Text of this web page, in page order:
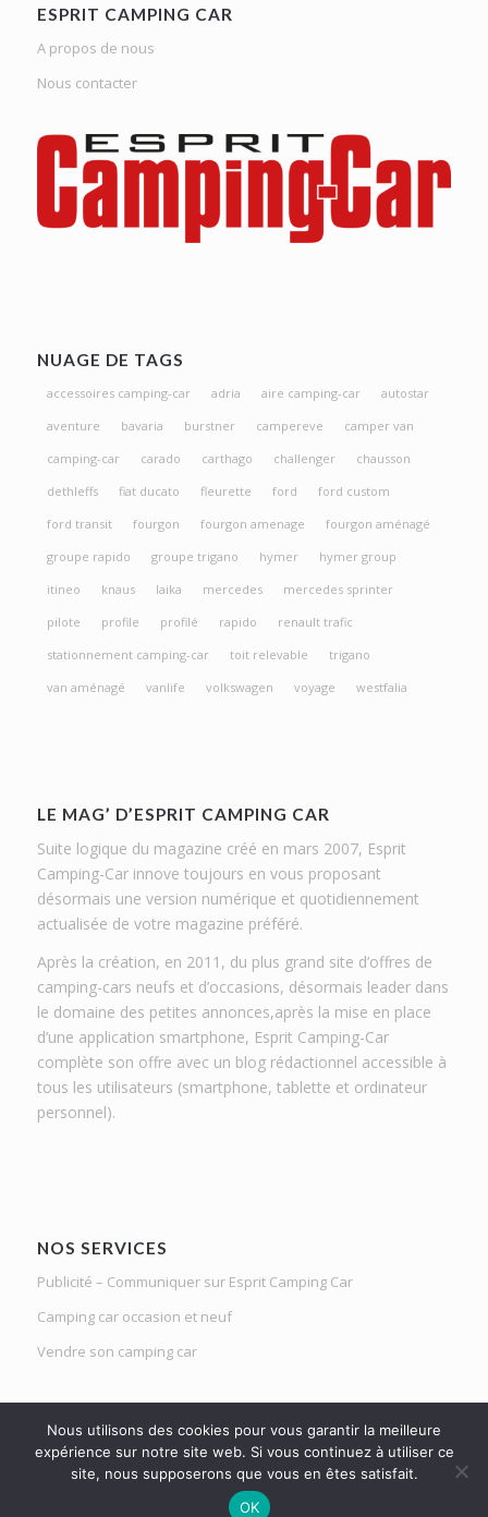
ESPRIT CAMPING CAR
A propos de nous
Nous contacter
NUAGE DE TAGS
accessoires camping-car adria aire camping-car
autostar
aventure
bavaria burstner campereve
camper van
camping-car
carado carthago challenger
chausson
dethleffs
fiat ducato fleurette ford
ford custom
ford transit
fourgon fourgon amenage
fourgon aménagé
groupe rapido
groupe trigano hymer
hymer group
itineo
knaus laika mercedes
mercedes sprinter
pilote
profile profilé rapido
renault trafic
stationnement camping-car
toit relevable
trigano
van aménagé
vanlife volkswagen voyage westfalia
LE MAG’ D’ESPRIT CAMPING CAR
Suite logique du magazine créé en mars 2007, Esprit
Camping-Car innove toujours en vous proposant
désormais une version numérique et quotidiennement
actualisée de votre magazine préféré.
Après la création, en 2011, du plus grand site d’offres de
camping-cars neufs et d’occasions, désormais leader dans
le domaine des petites annonces,après la mise en place
d’une application smartphone, Esprit Camping-Car
complète son offre avec un blog rédactionnel accessible à
tous les utilisateurs (smartphone, tablette et ordinateur
personnel).
NOS SERVICES
Publicité – Communiquer sur Esprit Camping Car
Camping car occasion et neuf
Vendre son camping car
Le Mag d'Esprit Camping Car | Netlight solutions © 2020 | Tous droits
Nous utilisons des cookies pour vous garantir la meilleure
expérience sur notre site web. Si vous continuez à utiliser ce
site, nous supposerons que vous en êtes satisfait.
OK